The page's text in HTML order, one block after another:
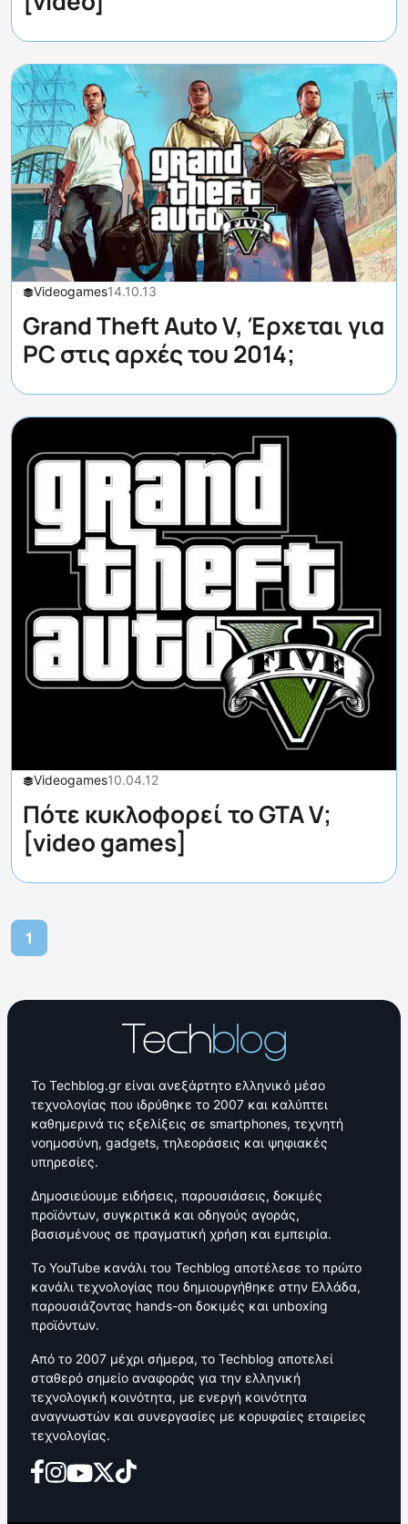
Videogames14.10.13
Grand Theft Auto V, Έρχεται για
PC στις αρχές του 2014;
Videogames10.04.12
Πότε κυκλοφορεί το GTA V;
[video games]
1
Το Techblog.gr είναι ανεξάρτητο ελληνικό μέσο
τεχνολογίας που ιδρύθηκε το 2007 και καλύπτει
καθημερινά τις εξελίξεις σε smartphones, τεχνητή
νοημοσύνη, gadgets, τηλεοράσεις και ψηφιακές
υπηρεσίες.
Δημοσιεύουμε ειδήσεις, παρουσιάσεις, δοκιμές
προϊόντων, συγκριτικά και οδηγούς αγοράς,
βασισμένους σε πραγματική χρήση και εμπειρία.
Το YouTube κανάλι του Techblog αποτέλεσε το πρώτο
κανάλι τεχνολογίας που δημιουργήθηκε στην Ελλάδα,
παρουσιάζοντας hands-on δοκιμές και unboxing
προϊόντων.
Από το 2007 μέχρι σήμερα, το Techblog αποτελεί
σταθερό σημείο αναφοράς για την ελληνική
τεχνολογική κοινότητα, με ενεργή κοινότητα
αναγνωστών και συνεργασίες με κορυφαίες εταιρείες
τεχνολογίας.